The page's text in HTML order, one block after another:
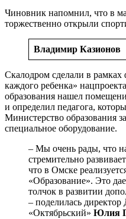
Чиновник напомнил, что в
торжественно открыли
Владимир Казионов
Скалодром сделали в рамках
каждого ребенка»
образования нашел
и определил педагога,
Министерство образования
специальное оборудование.
– Мы очень рады, что
стремительно
что в Омске
«Образование». Это
толчок в развитии
– поделилась директор
«Октябрьский» Юлия